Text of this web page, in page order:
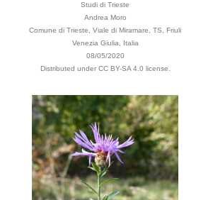
Studi di Trieste
Andrea Moro
Comune di Trieste, Viale di Miramare, TS, Friuli
Venezia Giulia, Italia
08/05/2020
Distributed under CC BY-SA 4.0 license.